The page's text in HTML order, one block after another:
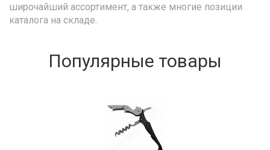
широчайший ассортимент, а также многие позиции
каталога на складе.
Популярные товары